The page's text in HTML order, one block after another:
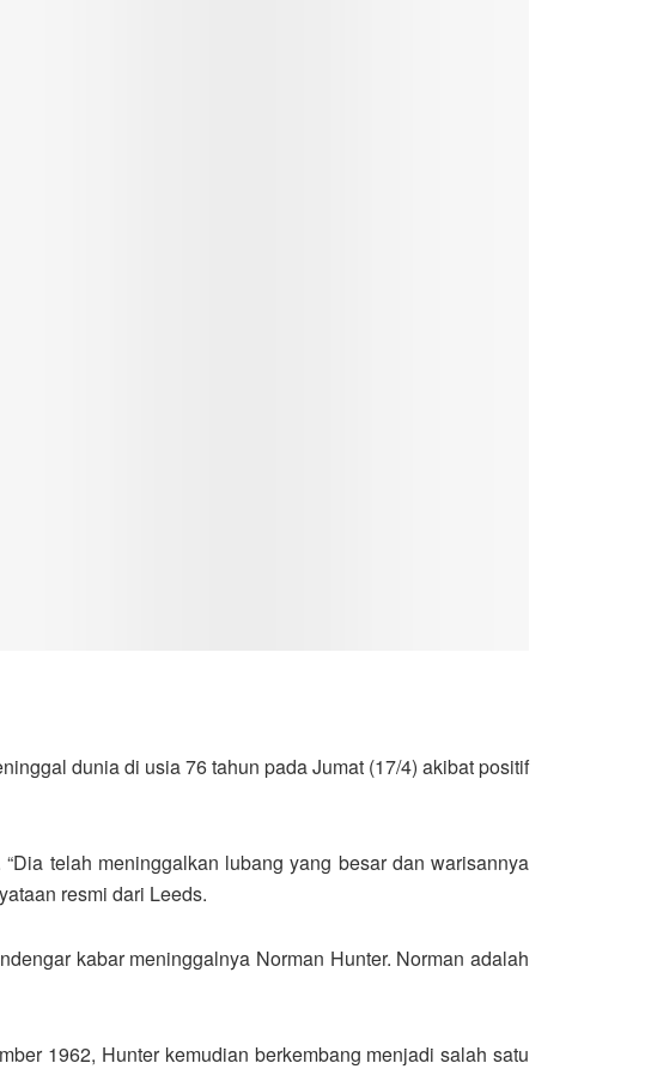
dunia di usia 76 tahun pada Jumat (17/4) akibat positif
telah meninggalkan lubang yang besar dan warisannya
resmi dari Leeds.
kabar meninggalnya Norman Hunter. Norman adalah
1962, Hunter kemudian berkembang menjadi salah satu